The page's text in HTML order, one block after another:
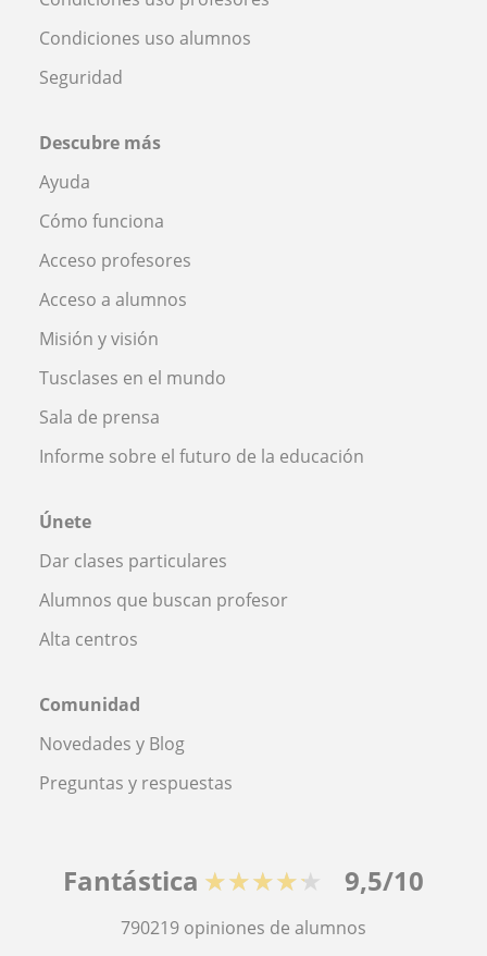
Condiciones uso alumnos
Seguridad
Descubre más
Ayuda
Cómo funciona
Acceso profesores
Acceso a alumnos
Misión y visión
Tusclases en el mundo
Sala de prensa
Informe sobre el futuro de la educación
Únete
Dar clases particulares
Alumnos que buscan profesor
Alta centros
Comunidad
Novedades y Blog
Preguntas y respuestas
Fantástica ★★★★★ 9,5/10
790219 opiniones de alumnos